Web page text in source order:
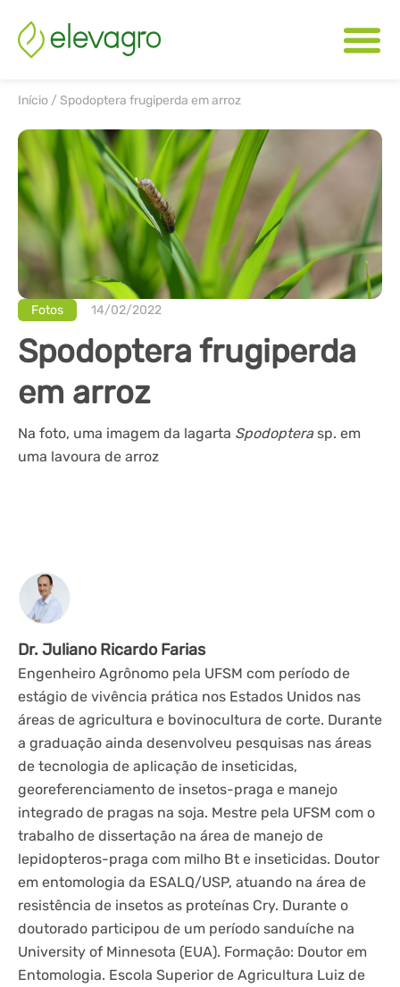
Início /Spodoptera frugiperda em arroz
Fotos 14/02/2022
Spodoptera frugiperda
em arroz
Na foto, uma imagem da lagarta Spodopterasp. em
uma lavoura de arroz
Dr. Juliano Ricardo Farias
Engenheiro Agrônomo pela UFSM com período de
estágio de vivência prática nos Estados Unidos nas
áreas de agricultura e bovinocultura de corte. Durante
a graduação ainda desenvolveu pesquisas nas áreas
de tecnologia de aplicação de inseticidas,
georeferenciamento de insetos-praga e manejo
integrado de pragas na soja. Mestre pela UFSM com o
trabalho de dissertação na área de manejo de
lepidopteros-praga com milho Bt e inseticidas. Doutor
em entomologia da ESALQ/USP, atuando na área de
resistência de insetos as proteínas Cry. Durante o
doutorado participou de um período sanduíche na
University of Minnesota (EUA). Formação: Doutor em
Entomologia. Escola Superior de Agricultura Luiz de